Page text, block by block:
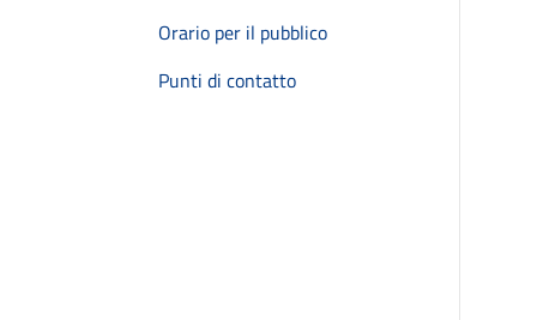
Orario per il pubblico
Punti di contatto